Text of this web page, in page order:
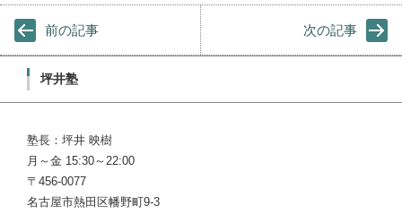
前の記事 次の記事
坪井塾
塾長：坪井 映樹
月～金 15:30～22:00
〒456-0077
名古屋市熱田区幡野町9-3